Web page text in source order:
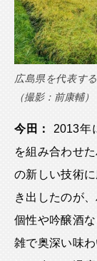
広島県を代表す
（撮影：前康輔）
今田：
2013年
を組み合わせ
の新しい技術
き出したのが
個性や吟醸酒
雑で奥深い味